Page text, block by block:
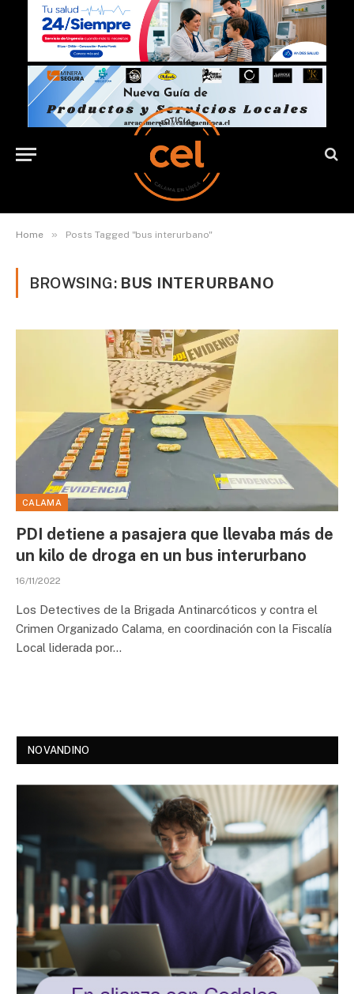
Home » Posts Tagged "bus interurbano"
BROWSING: BUS INTERURBANO
CALAMA
PDI detiene a pasajera que llevaba más de
un kilo de droga en un bus interurbano
16/11/2022
Los Detectives de la Brigada Antinarcóticos y contra el
Crimen Organizado Calama, en coordinación con la Fiscalía
Local liderada por…
NOVANDINO